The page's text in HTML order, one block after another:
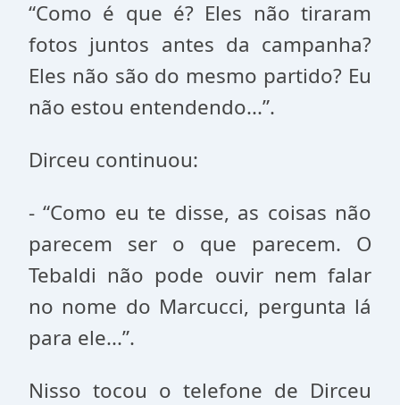
“Como é que é? Eles não tiraram
fotos juntos antes da campanha?
Eles não são do mesmo partido? Eu
não estou entendendo...”.
Dirceu continuou:
- “Como eu te disse, as coisas não
parecem ser o que parecem. O
Tebaldi não pode ouvir nem falar
no nome do Marcucci, pergunta lá
para ele...”.
Nisso tocou o telefone de Dirceu